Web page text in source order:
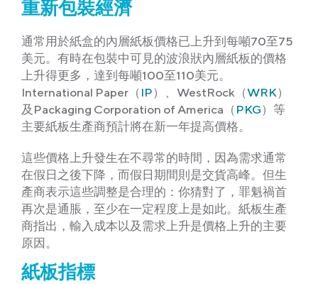
重新包裝經濟
通常用於紙盒的內層紙板價格已上升到每噸70至75
美元。有時在包裝中可見的波浪狀內層紙板的價格
上升得更多，達到每噸100至110美元。
International Paper（ IP ）、WestRock（WRK）
及Packaging Corporation of America（ PKG ）等
主要紙板生產商預計將在新一年提高價格。
這些價格上升發生在不尋常的時間，因為需求通常
在假日之後下降，而假日期間則是交貨高峰。但生
產商表示這些調整是合理的：你猜對了，罪魁禍首
再次是通脹，至少在一定程度上是如此。紙板生產
商指出，輸入成本以及需求上升是價格上升的主要
原因。
紙板指標